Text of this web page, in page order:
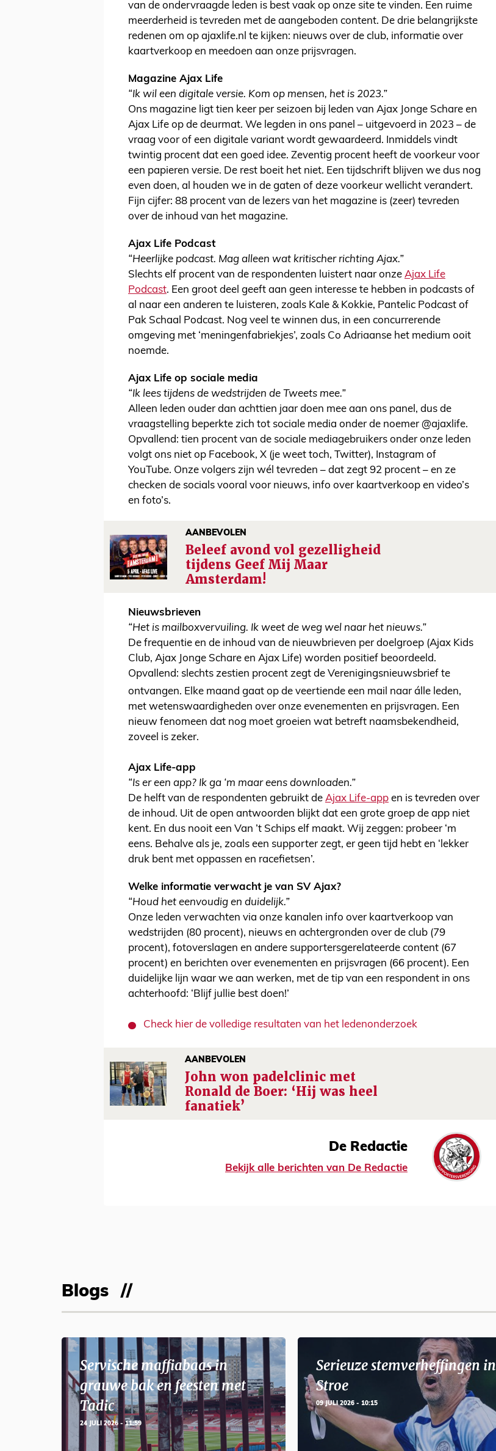
van de ondervraagde leden is best vaak op onze site te vinden. Een ruime
meerderheid is tevreden met de aangeboden content. De drie belangrijkste
redenen om op ajaxlife.nl te kijken: nieuws over de club, informatie over
kaartverkoop en meedoen aan onze prijsvragen.
Magazine Ajax Life
“Ik wil een digitale versie. Kom op mensen, het is 2023.”
Ons magazine ligt tien keer per seizoen bij leden van Ajax Jonge Schare en
Ajax Life op de deurmat. We legden in ons panel – uitgevoerd in 2023 – de
vraag voor of een digitale variant wordt gewaardeerd. Inmiddels vindt
twintig procent dat een goed idee. Zeventig procent heeft de voorkeur voor
een papieren versie. De rest boeit het niet. Een tijdschrift blijven we dus nog
even doen, al houden we in de gaten of deze voorkeur wellicht verandert.
Fijn cijfer: 88 procent van de lezers van het magazine is (zeer) tevreden
over de inhoud van het magazine.
Ajax Life Podcast
“Heerlijke podcast. Mag alleen wat kritischer richting Ajax.”
Slechts elf procent van de respondenten luistert naar onze Ajax Life
Podcast. Een groot deel geeft aan geen interesse te hebben in podcasts of
al naar een anderen te luisteren, zoals Kale & Kokkie, Pantelic Podcast of
Pak Schaal Podcast. Nog veel te winnen dus, in een concurrerende
omgeving met ‘meningenfabriekjes’, zoals Co Adriaanse het medium ooit
noemde.
Ajax Life op sociale media
“Ik lees tijdens de wedstrijden de Tweets mee.”
Alleen leden ouder dan achttien jaar doen mee aan ons panel, dus de
vraagstelling beperkte zich tot sociale media onder de noemer @ajaxlife.
Opvallend: tien procent van de sociale mediagebruikers onder onze leden
volgt ons niet op Facebook, X (je weet toch, Twitter), Instagram of
YouTube. Onze volgers zijn wél tevreden – dat zegt 92 procent – en ze
checken de socials vooral voor nieuws, info over kaartverkoop en video’s
en foto’s.
AANBEVOLEN
Beleef avond vol gezelligheid
tijdens Geef Mij Maar
Amsterdam!
Nieuwsbrieven
“Het is mailboxvervuiling. Ik weet de weg wel naar het nieuws.”
De frequentie en de inhoud van de nieuwbrieven per doelgroep (Ajax Kids
Club, Ajax Jonge Schare en Ajax Life) worden positief beoordeeld.
Opvallend: slechts zestien procent zegt de Verenigingsnieuwsbrief te
ontvangen. Elke maand gaat op de veertiende een mail naar álle leden,
met wetenswaardigheden over onze evenementen en prijsvragen. Een
nieuw fenomeen dat nog moet groeien wat betreft naamsbekendheid,
zoveel is zeker.
Ajax Life-app
“Is er een app? Ik ga ‘m maar eens downloaden.”
De helft van de respondenten gebruikt de Ajax Life-app en is tevreden over
de inhoud. Uit de open antwoorden blijkt dat een grote groep de app niet
kent. En dus nooit een Van ’t Schips elf maakt. Wij zeggen: probeer ‘m
eens. Behalve als je, zoals een supporter zegt, er geen tijd hebt en ‘lekker
druk bent met oppassen en racefietsen’.
Welke informatie verwacht je van SV Ajax?
“Houd het eenvoudig en duidelijk.”
Onze leden verwachten via onze kanalen info over kaartverkoop van
wedstrijden (80 procent), nieuws en achtergronden over de club (79
procent), fotoverslagen en andere supportersgerelateerde content (67
procent) en berichten over evenementen en prijsvragen (66 procent). Een
duidelijke lijn waar we aan werken, met de tip van een respondent in ons
achterhoofd: ‘Blijf jullie best doen!’
Check hier de volledige resultaten van het ledenonderzoek
AANBEVOLEN
John won padelclinic met
Ronald de Boer: ‘Hij was heel
fanatiek’
De Redactie
Bekijk alle berichten van De Redactie
Blogs
Servische maffiabaas in
grauwe bak en feesten met
Tadic
24 JULI 2026 - 11:59
Serieuze stemverheffingen in
Stroe
09 JULI 2026 - 10:15